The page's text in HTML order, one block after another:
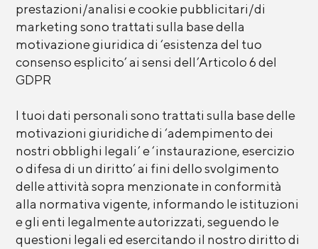
prestazioni/analisi e cookie pubblicitari/di
marketing sono trattati sulla base della
motivazione giuridica di ‘esistenza del tuo
consenso esplicito’ ai sensi dell’Articolo 6 del
GDPR
I tuoi dati personali sono trattati sulla base delle
motivazioni giuridiche di ‘adempimento dei
nostri obblighi legali’ e ‘instaurazione, esercizio
o difesa di un diritto’ ai fini dello svolgimento
delle attività sopra menzionate in conformità
alla normativa vigente, informando le istituzioni
e gli enti legalmente autorizzati, seguendo le
questioni legali ed esercitando il nostro diritto di